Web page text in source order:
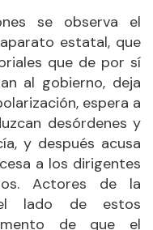
se observa el
estatal, que
que de por sí
al gobierno, deja
espera a
desórdenes y
y después acusa
a los dirigentes
Actores de la
lado de estos
de que el